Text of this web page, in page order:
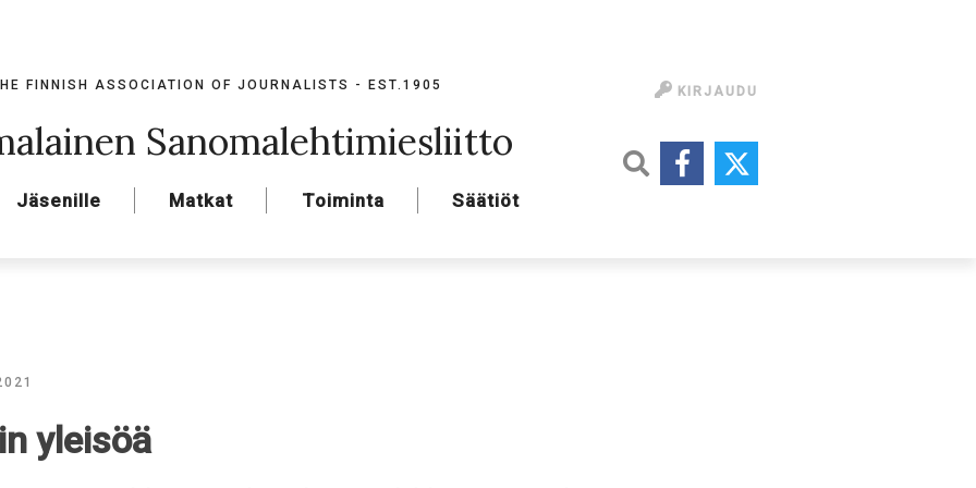
FINNISH ASSOCIATION OF JOURNALISTS - EST.1905
Sanomalehtimiesliitto
Jäsenille Matkat Toiminta Säätiöt
KIRJAUDU
yleisöä